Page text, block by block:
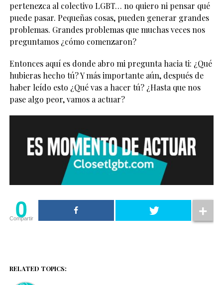
pertenezca al colectivo LGBT… no quiero ni pensar qué
puede pasar. Pequeñas cosas, pueden generar grandes
problemas. Grandes problemas que muchas veces nos
preguntamos ¿cómo comenzaron?
Entonces aquí es donde abro mi pregunta hacia ti: ¿Qué
hubieras hecho tú? Y más importante aún, después de
haber leído esto ¿Qué vas a hacer tú? ¿Hasta que nos
pase algo peor, vamos a actuar?
0
Compartir
RELATED TOPICS: